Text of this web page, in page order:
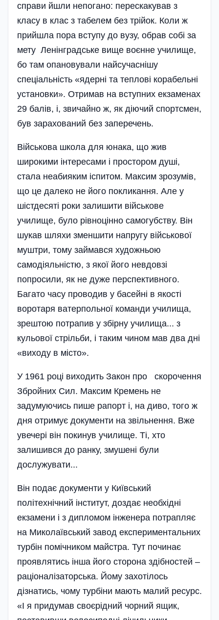
справи йшли непогано: перескакував з
класу в клас з табелем без трійок. Коли ж
прийшла пора вступу до вузу, обрав собі за
мету Ленінградське вище воєнне училище,
бо там опановували найсучаснішу
спеціальність «ядерні та теплові корабельні
установки». Отримав на вступних екзаменах
29 балів, і, звичайно ж, як діючий спортсмен,
був зарахований без заперечень.
Військова школа для юнака, що жив
широкими інтересами і простором душі,
стала неабияким іспитом. Максим зрозумів,
що це далеко не його покликання. Але у
шістдесяті роки залишити військове
училище, було рівноцінно самогубству. Він
шукав шляхи зменшити напругу військової
муштри, тому займався художньою
самодіяльністю, з якої його невдовзі
попросили, як не дуже перспективного.
Багато часу проводив у басейні в якості
воротаря ватерпольної команди училища,
зрештою потрапив у збірну училища... з
кульової стрільби, і таким чином мав два дні
«виходу в місто».
У 1961 році виходить Закон про скорочення
Збройних Сил. Максим Кремень не
задумуючись пише рапорт і, на диво, того ж
дня отримує документи на звільнення. Вже
увечері він покинув училище. Ті, хто
залишився до ранку, змушені були
дослужувати...
Він подає документи у Київський
політехнічний інститут, доздає необхідні
екзамени і з дипломом інженера потрапляє
на Миколаївський завод експериментальних
турбін помічником майстра. Тут починає
проявлятись інша його сторона здібностей –
раціоналізаторська. Йому захотілось
дізнатись, чому турбіни мають малий ресурс.
«І я придумав своєрідний чорний ящик,